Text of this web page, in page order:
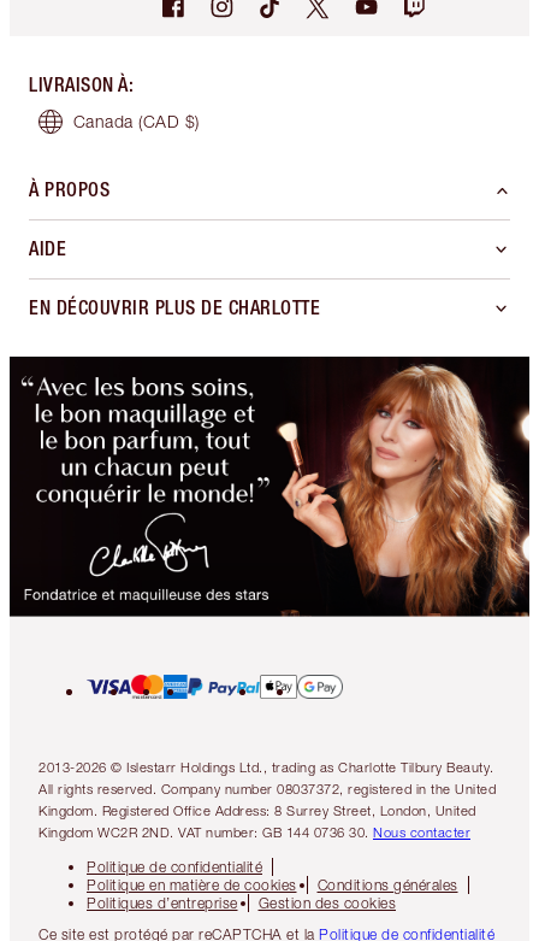
LIVRAISON À:
Canada (CAD $)
À PROPOS
AIDE
EN DÉCOUVRIR PLUS DE CHARLOTTE
2013-2026 © Islestarr Holdings Ltd., trading as Charlotte Tilbury Beauty.
All rights reserved. Company number 08037372, registered in the United
Kingdom. Registered Office Address: 8 Surrey Street, London, United
Kingdom WC2R 2ND. VAT number: GB 144 0736 30. Nous contacter
Politique de confidentialité
Politique en matière de cookies
Conditions générales
Politiques d’entreprise
Gestion des cookies
Ce site est protégé par reCAPTCHA et la Politique de confidentialité